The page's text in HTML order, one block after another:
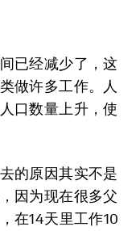
已经减少了，这
做许多工作。人
口数量上升，使
的原因其实不是
因为现在很多父
在14天里工作10